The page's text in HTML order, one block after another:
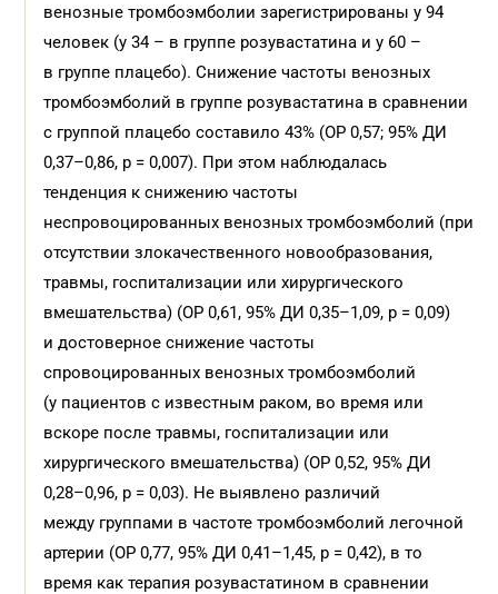
венозные тромбоэмболии зарегистрированы у 94
человек (у 34 – в группе розувастатина и у 60 –
в группе плацебо). Снижение частоты венозных
тромбоэмболий в группе розувастатина в сравнении
с группой плацебо составило 43% (ОР 0,57; 95% ДИ
0,37–0,86, p = 0,007). При этом наблюдалась
тенденция к снижению частоты
неспровоцированных венозных тромбоэмболий (при
отсутствии злокачественного новообразования,
травмы, госпитализации или хирургического
вмешательства) (ОР 0,61, 95% ДИ 0,35–1,09, p = 0,09)
и достоверное снижение частоты
спровоцированных венозных тромбоэмболий
(у пациентов с известным раком, во время или
вскоре после травмы, госпитализации или
хирургического вмешательства) (ОР 0,52, 95% ДИ
0,28–0,96, р = 0,03). Не выявлено различий
между группами в частоте тромбоэмболий легочной
артерии (ОР 0,77, 95% ДИ 0,41–1,45, р = 0,42), в то
время как терапия розувастатином в сравнении